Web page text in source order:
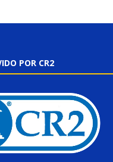
POR CR2